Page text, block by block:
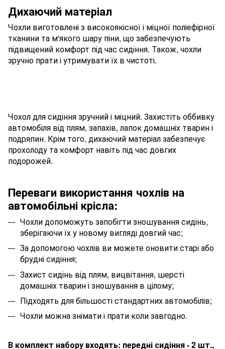
Дихаючий матеріал
Чохли виготовлені з високоякісної і міцної поліефірної
тканини та м'якого шару піни, що забезпечують
підвищений комфорт під час сидіння. Також, чохли
зручно прати і утримувати їх в чистоті.
Чохол для сидіння зручний і міцний. Захистіть оббивку
автомобіля від плям, запахів, лапок домашніх тварин і
подряпин. Крім того, дихаючий матеріал забезпечує
прохолоду та комфорт навіть під час довгих
подорожей.
Переваги використання чохлів на
автомобільні крісла:
Чохли допоможуть запобігти зношування сидінь,
зберігаючи їх у новому вигляді довгий час;
За допомогою чохлів ви можете оновити старі або
брудні сидіння;
Захист сидінь від плям, вицвітання, шерсті
домашніх тварин і зношування в цілому;
Підходять для більшості стандартних автомобілів;
Чохли можна знімати і прати коли завгодно.
В комплект набору входять: передні сидіння - 2 шт.,